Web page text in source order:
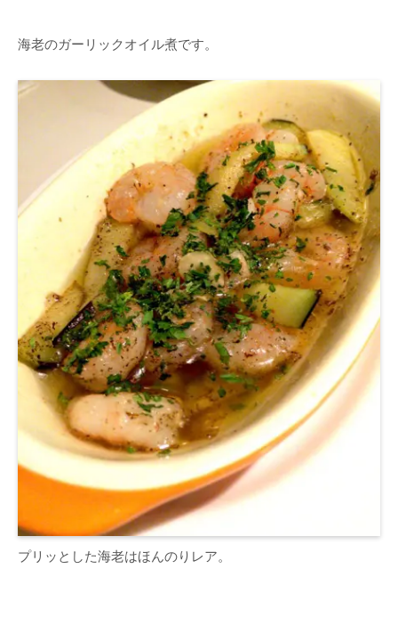
海老のガーリックオイル煮です。
プリッとした海老はほんのりレア。